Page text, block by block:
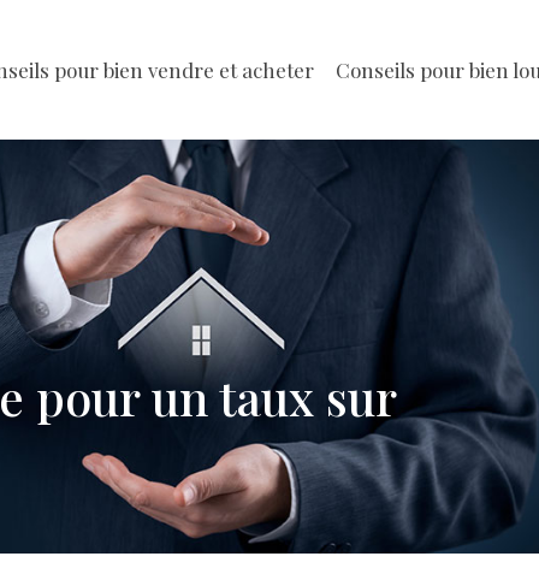
pour bien vendre et acheter Conseils pour bien
pour un taux sur